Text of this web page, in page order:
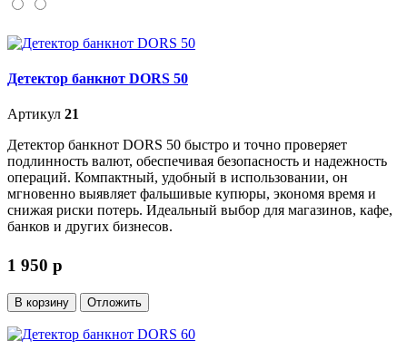
Детектор банкнот DORS 50
Артикул 21
Детектор банкнот DORS 50 быстро и точно проверяет
подлинность валют, обеспечивая безопасность и надежность
операций. Компактный, удобный в использовании, он
мгновенно выявляет фальшивые купюры, экономя время и
снижая риски потерь. Идеальный выбор для магазинов, кафе,
банков и других бизнесов.
1 950 p
В корзину Отложить